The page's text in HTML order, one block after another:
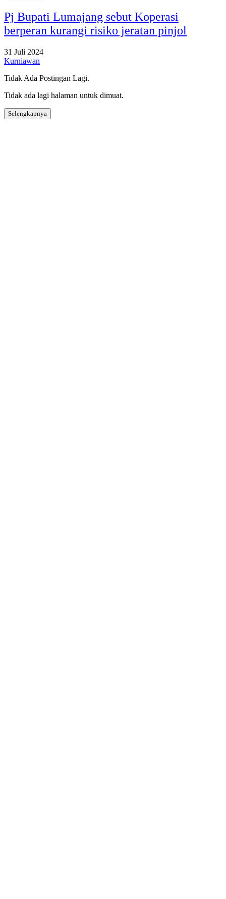
Pj Bupati Lumajang sebut Koperasi
berperan kurangi risiko jeratan pinjol
31 Juli 2024
Kurniawan
Tidak Ada Postingan Lagi.
Tidak ada lagi halaman untuk dimuat.
Selengkapnya